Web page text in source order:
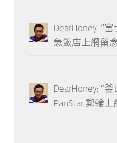
DearHoney: “富
急飯店上網留
DearHoney: “釜
PanStar 郵輪